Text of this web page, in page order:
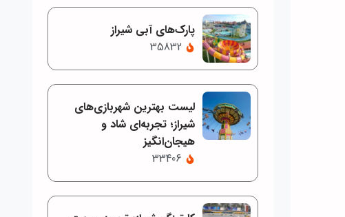
پارک‌های آبی شیراز
35832
لیست بهترین شهربازی‌های
شیراز؛ تجربه‌ای شاد و
هیجان‌انگیز
33406